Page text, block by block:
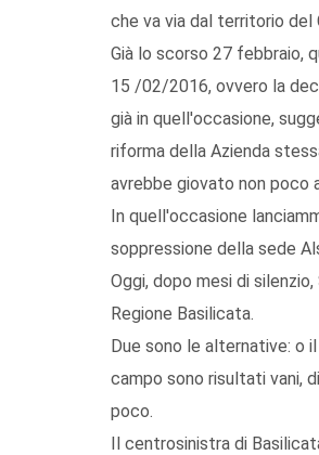
che va via dal territorio del
Già lo scorso 27 febbraio,
15 /02/2016, ovvero la
già in quell'occasione,
riforma della Azienda
avrebbe giovato non poco
In quell'occasione
soppressione della sede
Oggi, dopo mesi di
Regione Basilicata.
Due sono le alternative: o
campo sono risultati vani,
poco.
Il centrosinistra di